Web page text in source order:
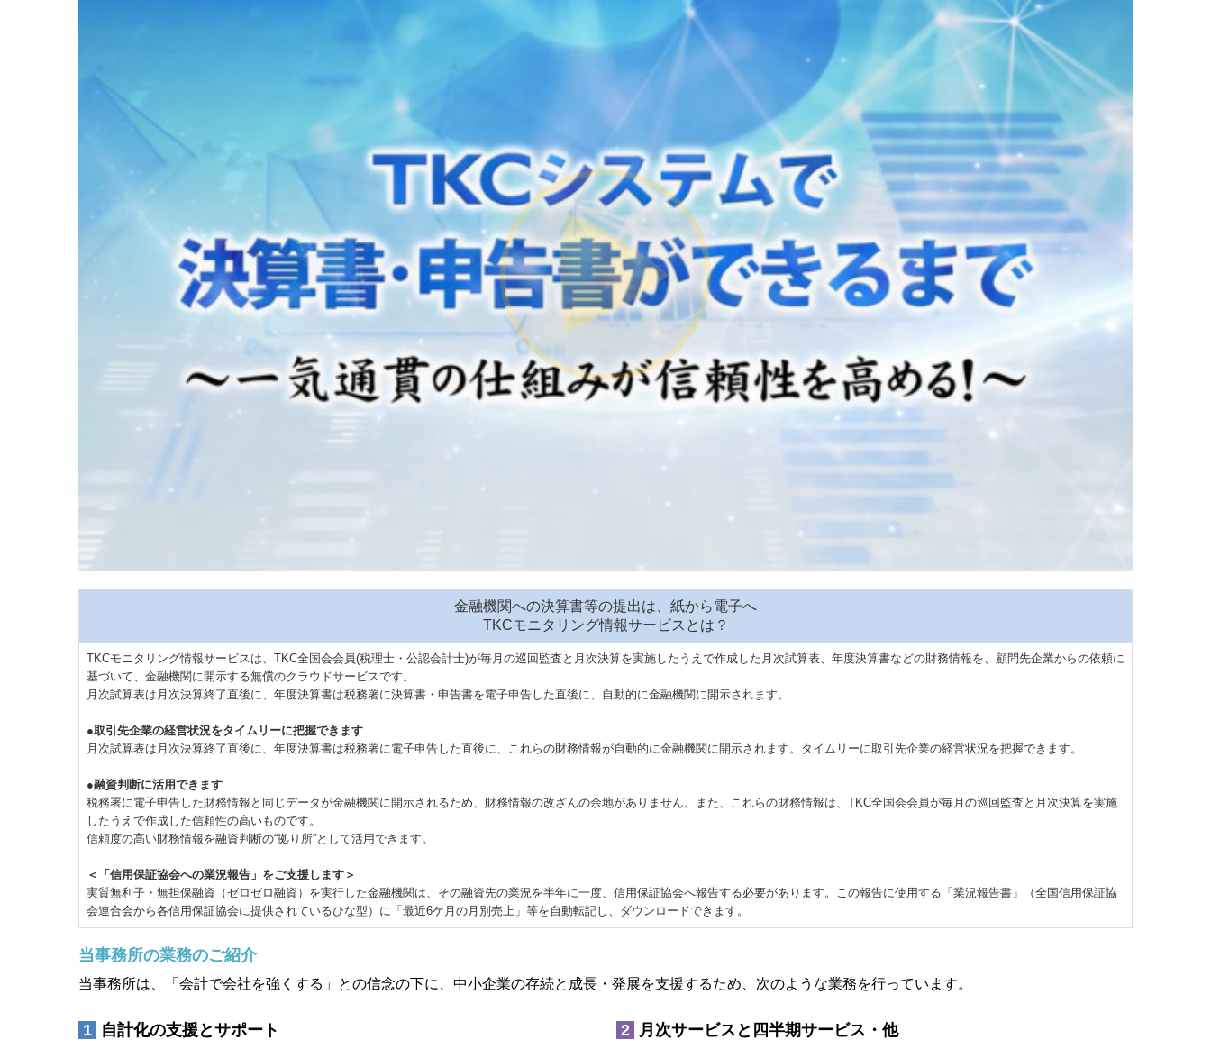
金融機関への決算書等の提出は、紙から電子へ
TKCモニタリング情報サービスとは？
TKCモニタリング情報サービスは、TKC全国会会員(税理士・公認会計士)が毎月の巡回監査と月次決算を実施したうえで作成した月次試算表、年度決算書などの財務情報を、顧問先企業からの依頼に
基づいて、金融機関に開示する無償のクラウドサービスです。
月次試算表は月次決算終了直後に、年度決算書は税務署に決算書・申告書を電子申告した直後に、自動的に金融機関に開示されます。
●取引先企業の経営状況をタイムリーに把握できます
月次試算表は月次決算終了直後に、年度決算書は税務署に電子申告した直後に、これらの財務情報が自動的に金融機関に開示されます。タイムリーに取引先企業の経営状況を把握できます。
●融資判断に活用できます
税務署に電子申告した財務情報と同じデータが金融機関に開示されるため、財務情報の改ざんの余地がありません。また、これらの財務情報は、TKC全国会会員が毎月の巡回監査と月次決算を実施
したうえで作成した信頼性の高いものです。
信頼度の高い財務情報を融資判断の“拠り所”として活用できます。
＜「信用保証協会への業況報告」をご支援します＞
実質無利子・無担保融資（ゼロゼロ融資）を実行した金融機関は、その融資先の業況を半年に一度、信用保証協会へ報告する必要があります。この報告に使用する「業況報告書」（全国信用保証協
会連合会から各信用保証協会に提供されているひな型）に「最近6ケ月の月別売上」等を自動転記し、ダウンロードできます。
当事務所の業務のご紹介
当事務所は、「会計で会社を強くする」との信念の下に、中小企業の存続と成長・発展を支援するため、次のような業務を行っています。
1 自計化の支援とサポート 2 月次サービスと四半期サービス・他